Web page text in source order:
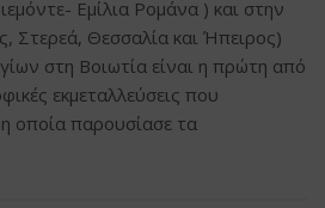
Εμίλια Ρομάνα ) και στην
Στερεά, Θεσσαλία και Ήπειρος)
στη Βοιωτία είναι η πρώτη από
εκμεταλλεύσεις που
οποία παρουσίασε τα